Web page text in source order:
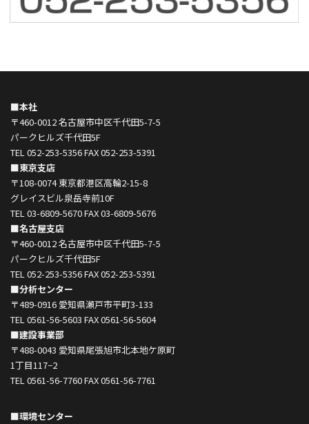
■本社
〒460-0012 名古屋市中区千代田5-7-5
パークヒルズ千代田5F
TEL 052-253-5356 FAX 052-253-5391
■東京支店
〒108-0074 東京都港区高輪2-15-8
グレイスビル泉岳寺前10F
TEL 03-6809-5670 FAX 03-6809-5676
■名古屋支店
〒460-0012 名古屋市中区千代田5-7-5
パークヒルズ千代田5F
TEL 052-253-5356 FAX 052-253-5391
■分析センター
〒489-0916 愛知県瀬戸市平町3-133
TEL 0561-56-5603 FAX 0561-56-5604
■建設事業部
〒488-0043 愛知県尾張旭市北本地ケ原町
1丁目117−2
TEL 0561-56-7760 FAX 0561-56-7761
■環境センター